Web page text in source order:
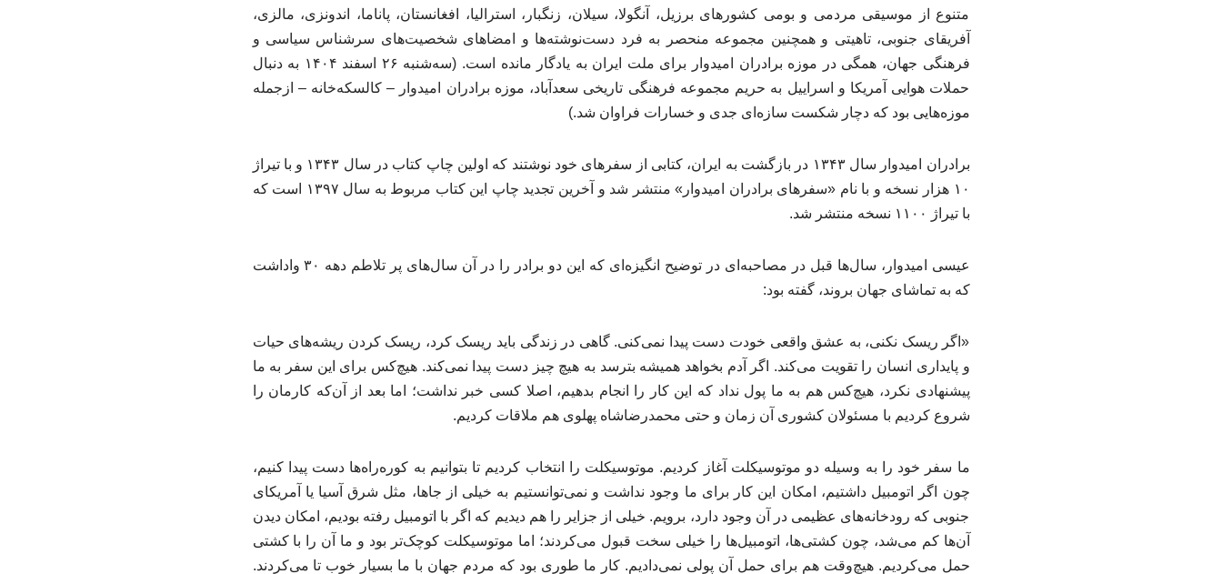
متنوع از موسیقی مردمی و بومی کشورهای برزیل، آنگولا، سیلان، زنگبار، استرالیا، افغانستان، پاناما، اندونزی، مالزی،
آفریقای جنوبی، تاهیتی و همچنین مجموعه منحصر به فرد دست‌نوشته‌ها و امضاهای شخصیت‌های سرشناس سیاسی و
فرهنگی جهان، همگی در موزه برادران امیدوار برای ملت ایران به یادگار مانده است. (سه‌شنبه ۲۶ اسفند ۱۴۰۴ به دنبال
حملات هوایی آمریکا و اسراییل به حریم مجموعه فرهنگی تاریخی سعدآباد، موزه برادران امیدوار – کالسکه‌خانه – ازجمله
موزه‌هایی بود که دچار شکست سازه‌ای جدی و خسارات فراوان شد.)
برادران امیدوار سال ۱۳۴۳ در بازگشت به ایران، کتابی از سفرهای خود نوشتند که اولین چاپ کتاب در سال ۱۳۴۳ و با تیراژ
۱۰ هزار نسخه و با نام «سفرهای برادران امیدوار» منتشر شد و آخرین تجدید چاپ این کتاب مربوط به سال ۱۳۹۷ است که
با تیراژ ۱۱۰۰ نسخه منتشر شد.
عیسی امیدوار، سال‌ها قبل در مصاحبه‌ای در توضیح انگیزه‌ای که این دو برادر را در آن سال‌های پر تلاطم دهه ۳۰ واداشت
که به تماشای جهان بروند، گفته بود:
«اگر ریسک نکنی، به عشق واقعی خودت دست پیدا نمی‌کنی. گاهی در زندگی باید ریسک کرد، ریسک کردن ریشه‌های حیات
و پایداری انسان را تقویت می‌کند. اگر آدم بخواهد همیشه بترسد به هیچ ‌چیز دست پیدا نمی‌کند. هیچ‌کس برای این سفر به ما
پیشنهادی نکرد، هیچ‌کس هم به ما پول نداد که این کار را انجام بدهیم، اصلا کسی خبر نداشت؛ اما بعد از آن‌که کارمان را
شروع کردیم با مسئولان کشوری آن زمان و حتی محمدرضاشاه پهلوی هم ملاقات کردیم.
ما سفر خود را به ‌وسیله دو موتوسیکلت آغاز کردیم. موتوسیکلت را انتخاب کردیم تا بتوانیم به کوره‌راه‌ها دست پیدا کنیم،
چون اگر اتومبیل داشتیم، امکان این کار برای ما وجود نداشت و نمی‌توانستیم به خیلی از جاها، مثل شرق آسیا یا آمریکای
جنوبی که رودخانه‌های عظیمی در آن وجود دارد، برویم. خیلی از جزایر را هم دیدیم که اگر با اتومبیل رفته بودیم، امکان دیدن
آن‌ها کم می‌شد، چون کشتی‌ها، اتومبیل‌ها را خیلی سخت قبول می‌کردند؛ اما موتوسیکلت کوچک‌تر بود و ما آن را با کشتی
حمل می‌کردیم. هیچ‌وقت هم برای حمل آن پولی نمی‌دادیم. کار ما طوری بود که مردم جهان با ما بسیار خوب تا می‌کردند.